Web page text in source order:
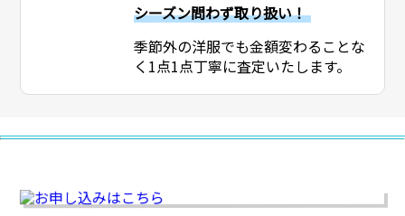
シーズン問わず取り扱い！
季節外の洋服でも金額変わることな
く1点1点丁寧に査定いたします。